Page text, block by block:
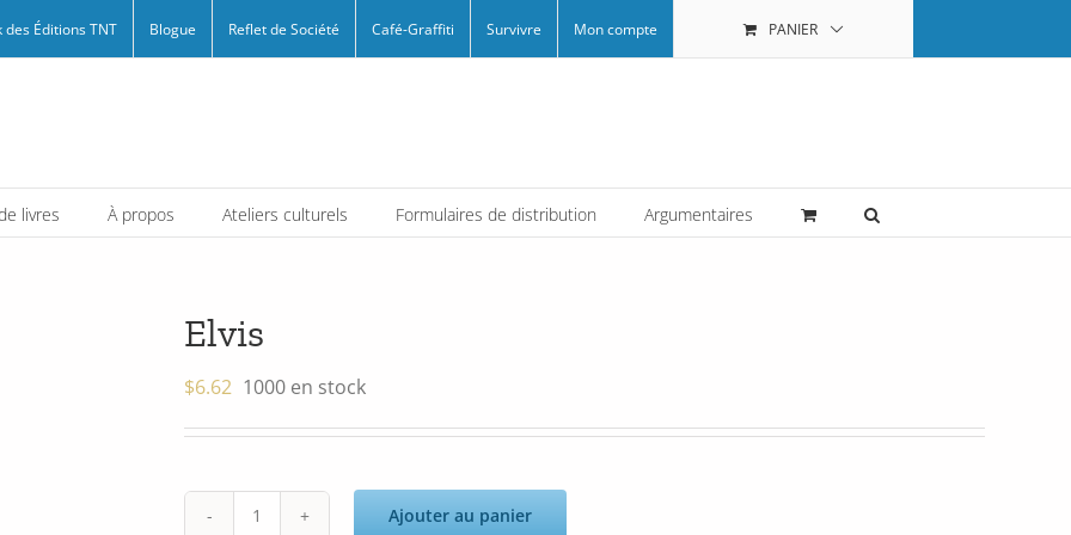
des Éditions TNT Blogue Reflet de Société Café-Graffiti Survivre Mon compte PANIER
livres À propos Ateliers culturels Formulaires de distribution Argumentaires
Elvis
$6.62 1000 en stock
Ajouter au panier